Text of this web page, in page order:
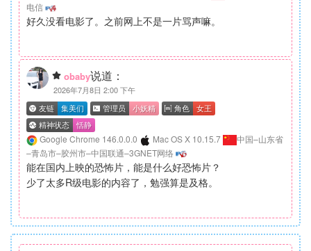
电信
好久没看电影了。之前网上不是一片骂声嘛。
obaby说道：
2026年7月8日 2:00 下午
Google Chrome 146.0.0.0 Mac OS X 10.15.7
中国–山东省
–青岛市–胶州市–中国联通–3GNET网络
能在国内上映的恐怖片，能是什么好恐怖片？
少了太多R级电影的内容了，勉强算是及格。